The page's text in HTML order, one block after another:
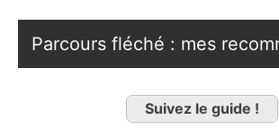
Parcours fléché : mes
Suivez le guide !